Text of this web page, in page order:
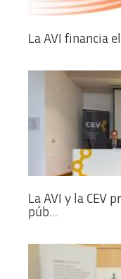
La AVI financia
La AVI y la CEV
púb...